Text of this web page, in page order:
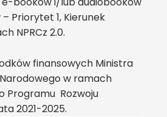
Priorytet 1, Kierunek
NPRCz 2.0.
finansowych Ministra
w ramach
Programu Rozwoju
2021-2025.